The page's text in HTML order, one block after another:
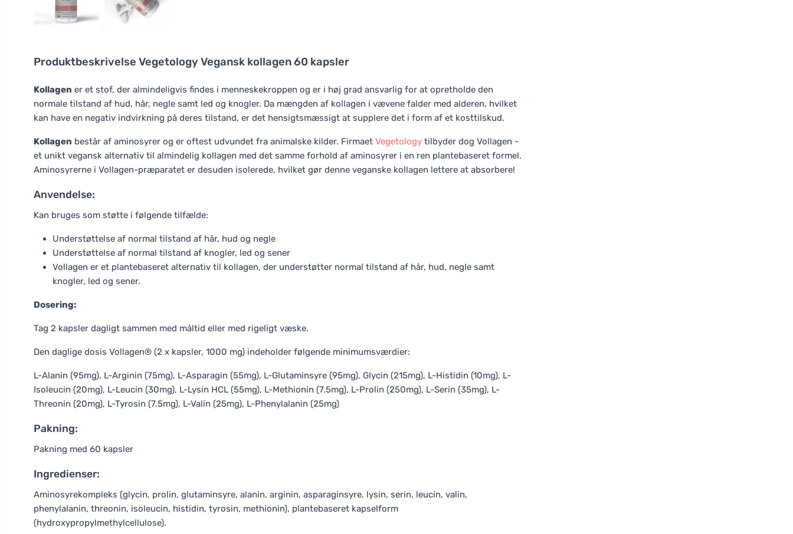
Produktbeskrivelse Vegetology Vegansk kollagen 60 kapsler
Kollagen er et stof, der almindeligvis findes i menneskekroppen og er i høj grad ansvarlig for at opretholde den
normale tilstand af hud, hår, negle samt led og knogler. Da mængden af kollagen i vævene falder med alderen, hvilket
kan have en negativ indvirkning på deres tilstand, er det hensigtsmæssigt at supplere det i form af et kosttilskud.
Kollagen består af aminosyrer og er oftest udvundet fra animalske kilder. Firmaet Vegetology tilbyder dog Vollagen -
et unikt vegansk alternativ til almindelig kollagen med det samme forhold af aminosyrer i en ren plantebaseret formel.
Aminosyrerne i Vollagen-præparatet er desuden isolerede, hvilket gør denne veganske kollagen lettere at absorbere!
Anvendelse:
Kan bruges som støtte i følgende tilfælde:
Understøttelse af normal tilstand af hår, hud og negle
Understøttelse af normal tilstand af knogler, led og sener
Vollagen er et plantebaseret alternativ til kollagen, der understøtter normal tilstand af hår, hud, negle samt
knogler, led og sener.
Dosering:
Tag 2 kapsler dagligt sammen med måltid eller med rigeligt væske.
Den daglige dosis Vollagen® (2 x kapsler, 1000 mg) indeholder følgende minimumsværdier:
L-Alanin (95mg), L-Arginin (75mg), L-Asparagin (55mg), L-Glutaminsyre (95mg), Glycin (215mg), L-Histidin (10mg), L-
Isoleucin (20mg), L-Leucin (30mg), L-Lysin HCL (55mg), L-Methionin (7.5mg), L-Prolin (250mg), L-Serin (35mg), L-
Threonin (20mg), L-Tyrosin (7.5mg), L-Valin (25mg), L-Phenylalanin (25mg)
Pakning:
Pakning med 60 kapsler
Ingredienser:
Aminosyrekompleks (glycin, prolin, glutaminsyre, alanin, arginin, asparaginsyre, lysin, serin, leucin, valin,
phenylalanin, threonin, isoleucin, histidin, tyrosin, methionin), plantebaseret kapselform
(hydroxypropylmethylcellulose).